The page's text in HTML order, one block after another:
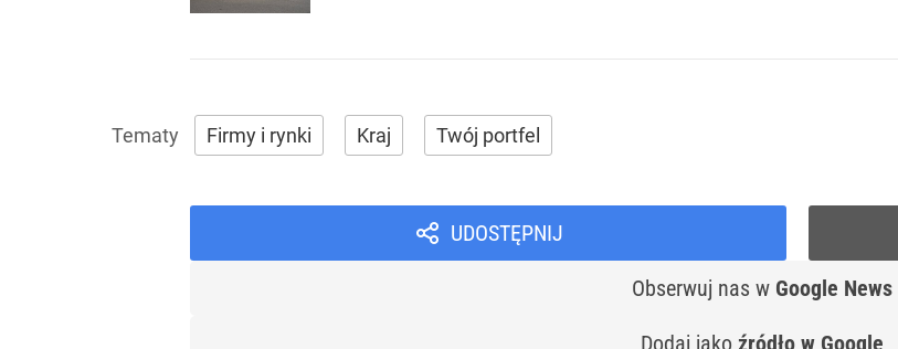
Firmy i rynki Kraj Twój portfel
UDOSTĘPNIJ
Obserwuj nas w Google News
Dodaj jako źródło w Google